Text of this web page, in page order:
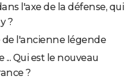
l'axe de la défense, qui
?
de l'ancienne légende
... Qui est le nouveau
?